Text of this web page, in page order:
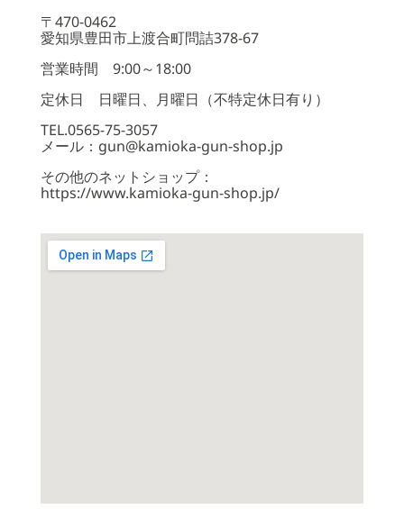
〒470-0462
愛知県豊田市上渡合町問詰378-67
営業時間 9:00～18:00
定休日 日曜日、月曜日（不特定休日有り）
TEL.0565-75-3057
メール：gun@kamioka-gun-shop.jp
その他のネットショップ：
https://www.kamioka-gun-shop.jp/